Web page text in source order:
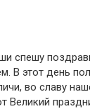
спешу
В этот день
во славу
Великий